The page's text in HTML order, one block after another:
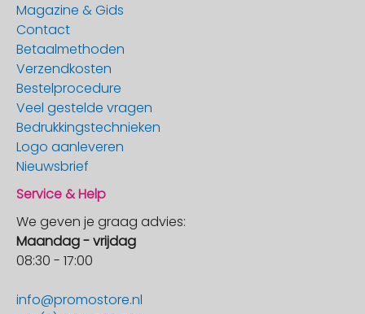
Magazine & Gids
Contact
Betaalmethoden
Verzendkosten
Bestelprocedure
Veel gestelde vragen
Bedrukkingstechnieken
Logo aanleveren
Nieuwsbrief
Service & Help
We geven je graag advies:
Maandag - vrijdag
08:30 - 17:00
info@promostore.nl